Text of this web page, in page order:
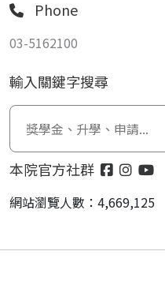
Phone
03-5162100
輸入關鍵字搜尋
本院官方社群
網站瀏覽人數：4,669,125